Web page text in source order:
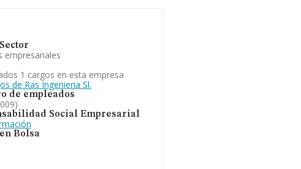
empresariales
1 cargos en esta empresa
de Ras Ingenieria Sl.
de empleados
Social Empresarial
Bolsa